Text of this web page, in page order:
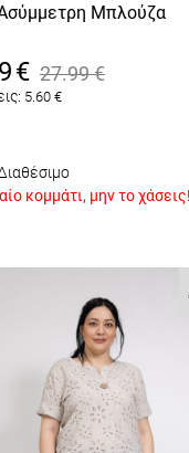
Μπλούζα
€ 27.99€
5.60 €
κομμάτι, μην το χάσεις!